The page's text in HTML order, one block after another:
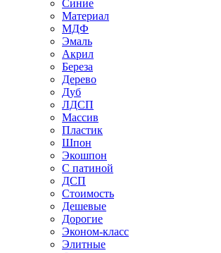
Синие
Материал
МДФ
Эмаль
Акрил
Береза
Дерево
Дуб
ЛДСП
Массив
Пластик
Шпон
Экошпон
С патиной
ДСП
Стоимость
Дешевые
Дорогие
Эконом-класс
Элитные